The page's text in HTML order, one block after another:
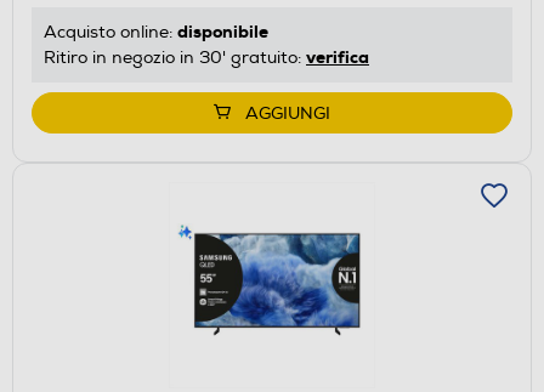
Acquisto online: disponibile
Ritiro in negozio in 30' gratuito: verifica
AGGIUNGI